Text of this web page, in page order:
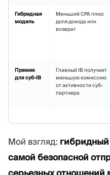
Гибридная
модель
Меньший CPA плюс
доля дохода или
возврат
Премия
для суб-IB
Главный IB получает
меньшую комиссию
от активности суб-
партнера
Мой взгляд: гибридный
самой безопасной